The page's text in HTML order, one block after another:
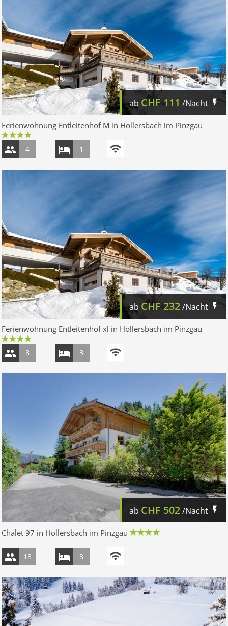
ab CHF 111 /Nacht
Ferienwohnung Entleitenhof M in Hollersbach im Pinzgau
4 1
ab CHF 232/Nacht
Ferienwohnung Entleitenhof xl in Hollersbach im Pinzgau
8 3
ab CHF 502/Nacht
Chalet 97 in Hollersbach im Pinzgau
18 8